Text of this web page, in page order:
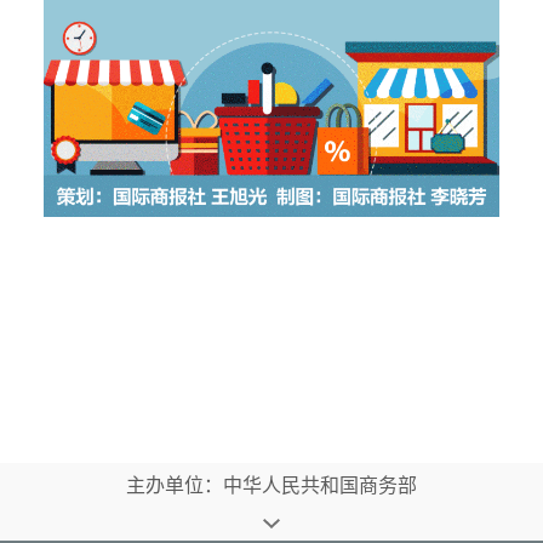
主办单位：中华人民共和国商务部